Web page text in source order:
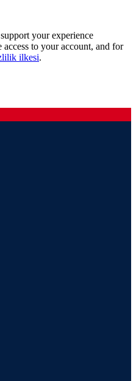
your experience
to your account, and for
ilkesi.